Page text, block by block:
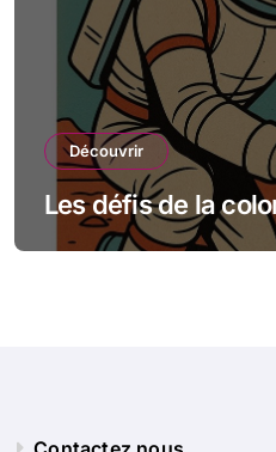
Découvrir
Les défis de la